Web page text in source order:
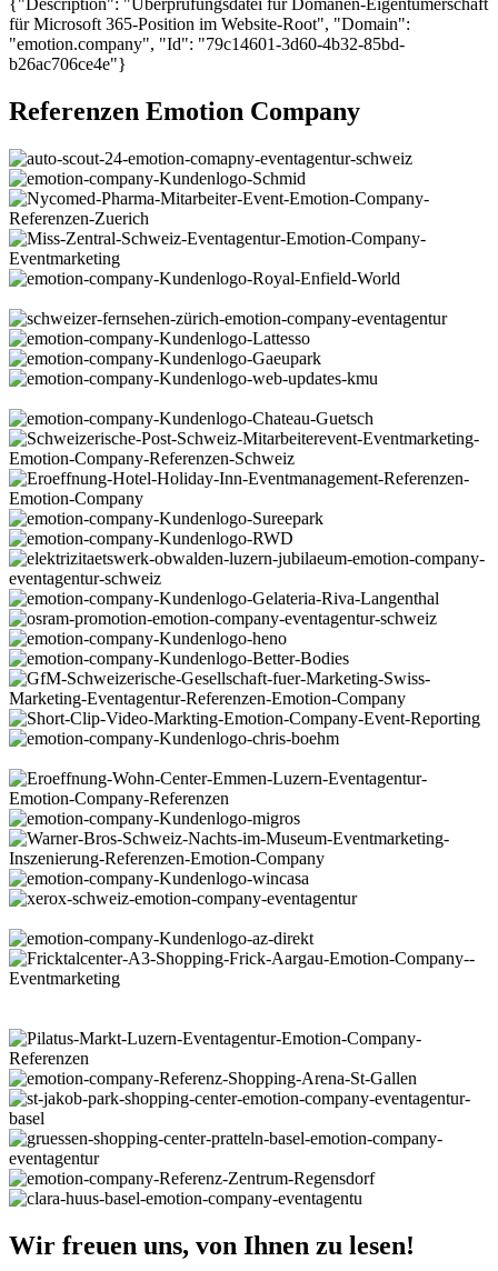
{"Description": "Überprüfungsdatei für Domänen-Eigentümerschaft
für Microsoft 365-Position im Website-Root", "Domain":
"emotion.company", "Id": "79c14601-3d60-4b32-85bd-
b26ac706ce4e"}
Referenzen Emotion Company
Wir freuen uns, von Ihnen zu lesen!